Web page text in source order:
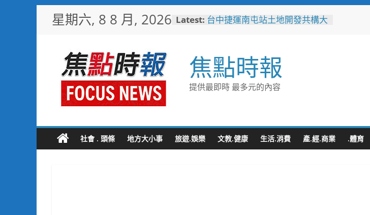
星期六, 8 8 月, 2026 Latest: 台中捷運南屯站土地開發共構大
送上「父親節」暖心祝福
守望相助的暖心守護 湖內警消
聯手破門化解獨居翁的危機
歡慶父親節！《台中通
捐「300萬」助熊本震災重建
焦點時報
提供最即時 最多元的內容
社會 . 頭條 地方大小事 旅遊.娛樂 文教.健康 生活.消費 產.經.商業 .體育